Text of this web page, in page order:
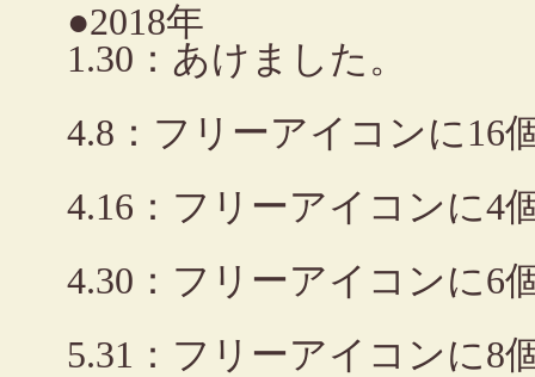
●2018年
1.30：あけました。
4.8：フリーアイコンに16
4.16：フリーアイコンに4
4.30：フリーアイコンに6
5.31：フリーアイコンに8